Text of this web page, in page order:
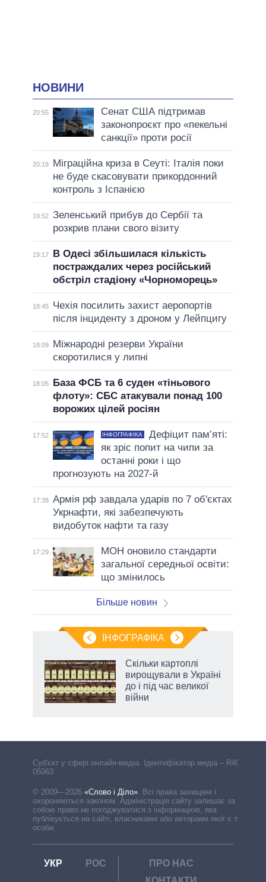
НОВИНИ
20:55
Сенат США підтримав
законопроєкт про «пекельні
санкції» проти росії
20:19
Міграційна криза в Сеуті: Італія поки
не буде скасовувати прикордонний
контроль з Іспанією
19:52 Зеленський прибув до Сербії та
розкрив плани свого візиту
19:17
В Одесі збільшилася кількість
постраждалих через російський
обстріл стадіону «Чорноморець»
18:45
Чехія посилить захист аеропортів
після інциденту з дроном у Лейпцигу
18:09
Міжнародні резерви України
скоротилися у липні
18:05
База ФСБ та 6 суден «тіньового
флоту»: СБС атакували понад 100
ворожих цілей росіян
17:52 ІНФОГРАФІКА
Дефіцит пам’яті:
як зріс попит на чипи за
останні роки і що
прогнозують на 2027-й
17:38 Армія рф завдала ударів по 7 об'єктах
Укрнафти, які забезпечують
видобуток нафти та газу
17:29
МОН оновило стандарти
загальної середньої освіти:
що змінилось
Більше новин
ІНФОГРАФІКА
Скільки картоплі
вирощували в Україні
до і під час великої
війни
Cуб'єкт у сфері онлайн-медіа. Ідентифікатор медіа – R40-
05063
© 2009—2026 «Слово і Діло». Всі права захищені і
охороняються законом. Адміністрація сайту залишає за
собою право не погоджуватися з інформацією, яка
публікується на сайті, власниками або авторами якої є треті
особи.
УКР РОС
ПРО НАС